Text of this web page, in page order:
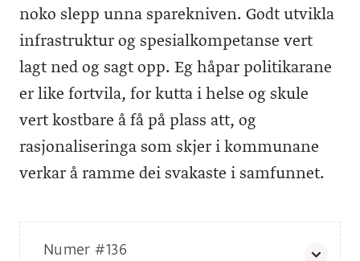
noko slepp unna sparekniven. Godt utvikla
infrastruktur og spesialkompetanse vert
lagt ned og sagt opp. Eg håpar politikarane
er like fortvila, for kutta i helse og skule
vert kostbare å få på plass att, og
rasjonaliseringa som skjer i kommunane
verkar å ramme dei svakaste i samfunnet.
Numer #136